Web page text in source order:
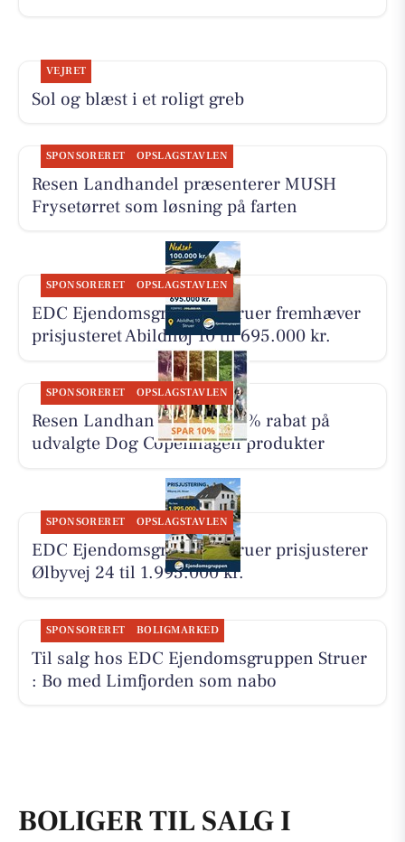
VEJRET
Sol og blæst i et roligt greb
SPONSORERET OPSLAGSTAVLEN
Resen Landhandel præsenterer MUSH
Frysetørret som løsning på farten
SPONSORERET OPSLAGSTAVLEN
EDC Ejen­doms­grup­pen Struer fremhæver
prisjusteret Abildhøj 10 til 695.000 kr.
SPONSORERET OPSLAGSTAVLEN
Resen Landhandel giver 10% rabat på
udvalgte Dog Copenhagen produkter
SPONSORERET OPSLAGSTAVLEN
EDC Ejen­doms­grup­pen Struer prisjusterer
Ølbyvej 24 til 1.995.000 kr.
SPONSORERET BOLIGMARKED
Til salg hos EDC Ejen­doms­grup­pen Struer
: Bo med Limfjorden som nabo
BOLIGER TIL SALG I